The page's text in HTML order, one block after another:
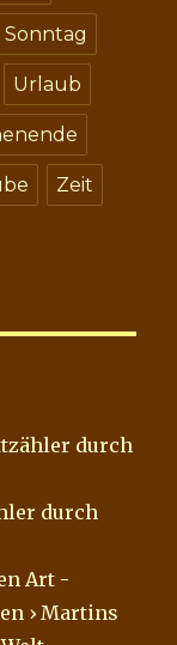
Sonntag
Urlaub
Zeit
durch
durch
Art -
› Martins